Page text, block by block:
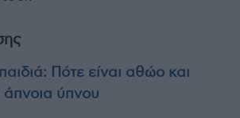
Πότε είναι αθώο και
άπνοια ύπνου